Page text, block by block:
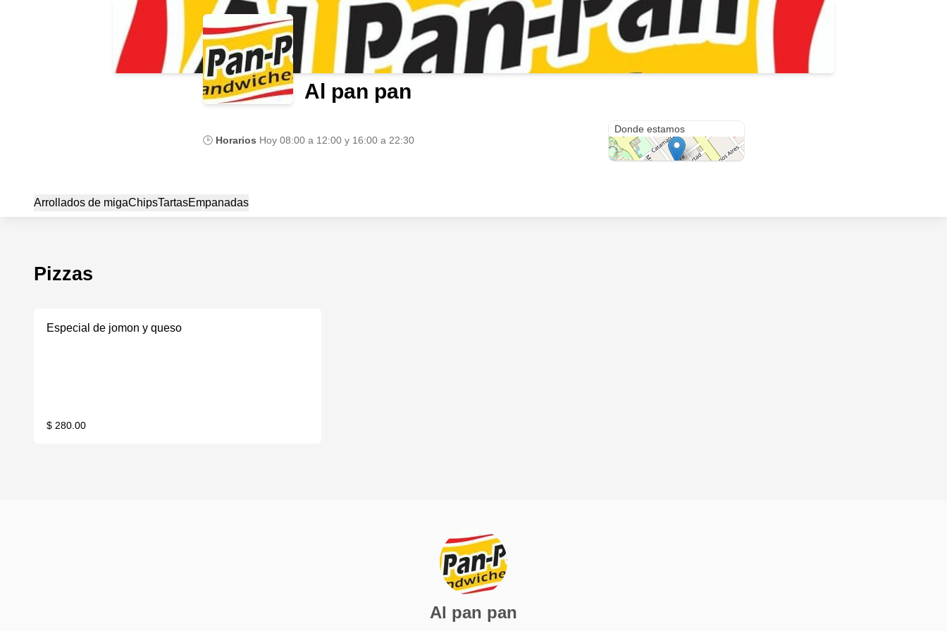
Al pan pan
🕒 Horarios Hoy 08:00 a 12:00 y 16:00 a 22:30
Donde estamos
Arrollados de migaChipsTartasEmpanadas
Pizzas
Especial de jomon y queso
$ 280.00
Al pan pan